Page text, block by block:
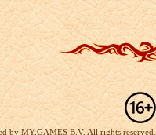
by MY.GAMES B.V. All rights reserved.